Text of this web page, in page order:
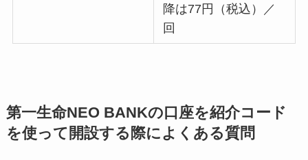
降は77円（税込）／
回
第一生命NEO BANKの口座を紹介コード
を使って開設する際によくある質問